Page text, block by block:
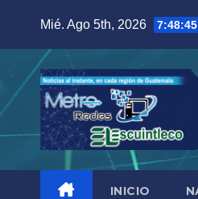
contenido
Mié. Ago 5th, 2026
INICIO